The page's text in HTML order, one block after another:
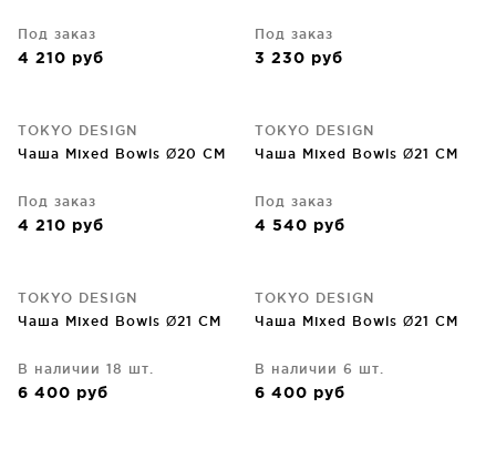
Под заказ
4 210 руб
Под заказ
3 230 руб
TOKYO DESIGN
Чаша Mixed Bowls Ø20 CM
Под заказ
4 210 руб
TOKYO DESIGN
Чаша Mixed Bowls Ø21 CM
Под заказ
4 540 руб
TOKYO DESIGN
Чаша Mixed Bowls Ø21 CM
В наличии 18 шт.
6 400 руб
TOKYO DESIGN
Чаша Mixed Bowls Ø21 CM
В наличии 6 шт.
6 400 руб